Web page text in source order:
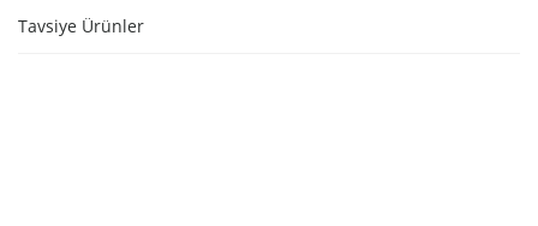
Tavsiye Ürünler